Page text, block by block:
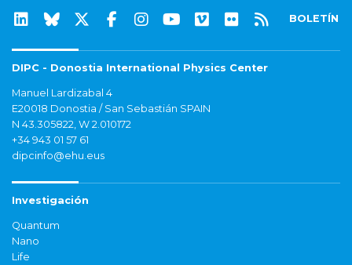
BOLETÍN
DIPC - Donostia International Physics Center
Manuel Lardizabal 4
E20018 Donostia / San Sebastián SPAIN
N 43.305822, W 2.010172
+34 943 01 57 61
dipcinfo@ehu.eus
Investigación
Quantum
Nano
Life